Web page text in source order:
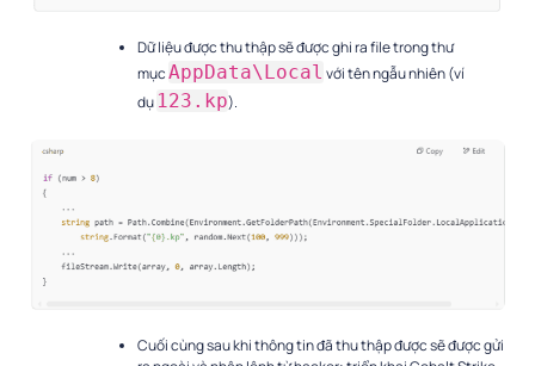
Dữ liệu được thu thập sẽ được ghi ra file trong thư
mụcAppData\Local với tên ngẫu nhiên (ví
dụ 123.kp).
Cuối cùng sau khi thông tin đã thu thập được sẽ được gửi